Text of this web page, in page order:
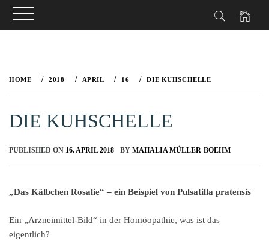
HOME 2018 APRIL 16 DIE KUHSCHELLE
DIE KUHSCHELLE
PUBLISHED ON 16. APRIL 2018 BY MAHALIA MÜLLER-BOEHM
„Das Kälbchen Rosalie“ – ein Beispiel von Pulsatilla pratensis
Ein „Arzneimittel-Bild“ in der Homöopathie, was ist das
eigentlich?